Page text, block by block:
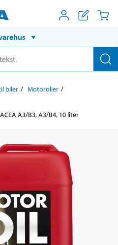
biler
Motorolier
A3/B3, A3/B4, 10 liter